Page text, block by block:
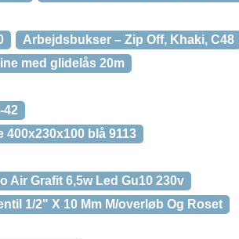
Arbejdsbukser – Zip Off, Khaki, C48
med glidelås 20m
42
400x230x100 blå 9113
Air Grafit 6,5w Led Gu10 230v
1/2" X 10 Mm M/overløb Og Roset